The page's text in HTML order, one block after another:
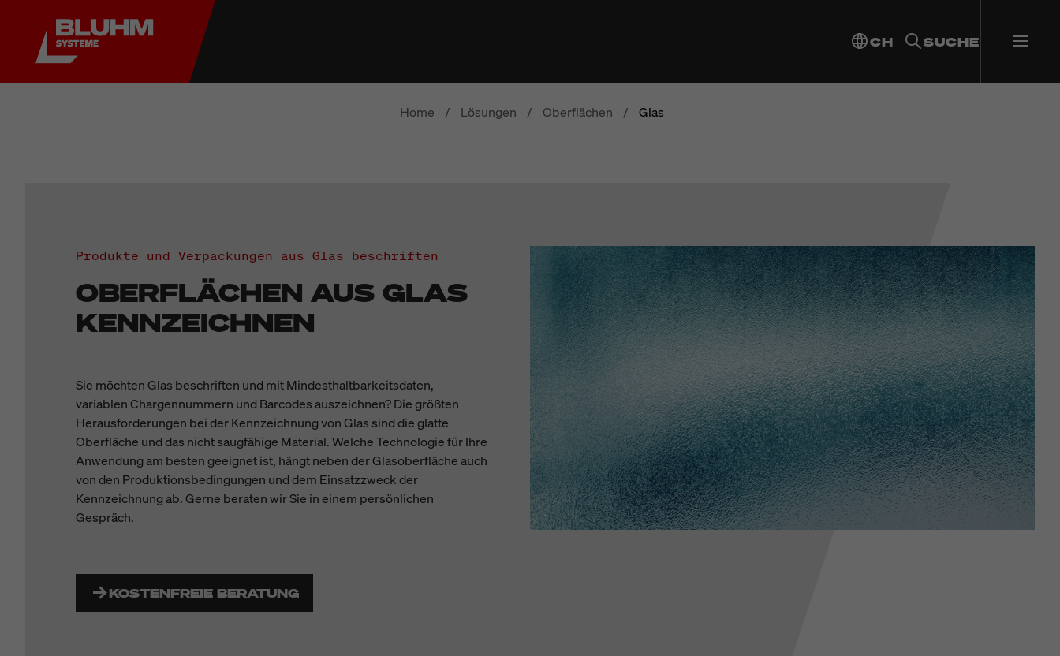
CH SUCHE
Home / Lösungen / Oberflächen / Glas
Produkte und Verpackungen aus Glas beschriften
OBERFLÄCHEN AUS GLAS
KENNZEICHNEN
Sie möchten Glas beschriften und mit Mindesthaltbarkeitsdaten,
variablen Chargennummern und Barcodes auszeichnen? Die größten
Herausforderungen bei der Kennzeichnung von Glas sind die glatte
Oberfläche und das nicht saugfähige Material. Welche Technologie für Ihre
Anwendung am besten geeignet ist, hängt neben der Glasoberfläche auch
von den Produktionsbedingungen und dem Einsatzzweck der
Kennzeichnung ab. Gerne beraten wir Sie in einem persönlichen
Gespräch.
KOSTENFREIE BERATUNG